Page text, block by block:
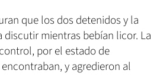
que los dos detenidos y la
mientras bebían licor. La
por el estado de
y agredieron al